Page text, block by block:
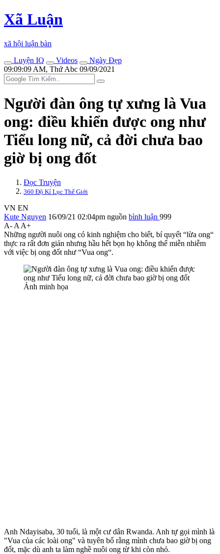
Xã Luận
xã hội luận bàn
Luyện IQ
Videos
Ngày Đẹp
09:09:09 AM, Thứ Abc 09/09/2021
Người đàn ông tự xưng là Vua
ong: điều khiển được ong như
Tiểu long nữ, cả đời chưa bao
giờ bị ong đốt
Đọc Truyện
360 Độ Kỉ Lục Thế Giới
VN EN
Kute Nguyen 16/09/21 02:04pm nguồn bình luận 999
A- A A+
Những người nuôi ong có kinh nghiệm cho biết, bí quyết “lừa ong“
thực ra rất đơn giản nhưng hầu hết bọn họ không thể miễn nhiễm
với việc bị ong đốt như “Vua ong“.
Ảnh minh họa
Anh Ndayisaba, 30 tuổi, là một cư dân Rwanda. Anh tự gọi mình là
"Vua của các loài ong" và tuyên bố rằng mình chưa bao giờ bị ong
đốt, mặc dù anh ta làm nghề nuôi ong từ khi còn nhỏ.